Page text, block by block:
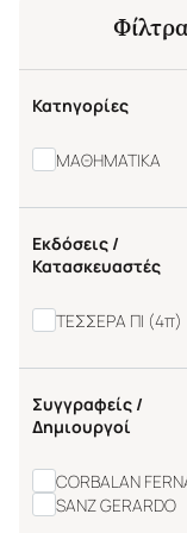
Φίλτρα
Κατηγορίες
ΜΑΘΗΜΑΤΙΚΑ
Εκδόσεις /
Κατασκευαστές
ΤΕΣΣΕΡΑ ΠΙ (4π)
Συγγραφείς /
Δημιουργοί
CORBALAN
SANZ GERARDO